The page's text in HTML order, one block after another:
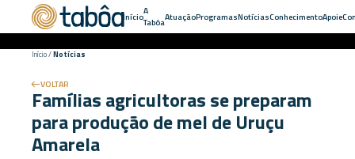
InícioA
TabôaAtuaçãoProgramasNotíciasConhecimentoApoie
Início/Notícias
Famílias agricultoras se preparam
para produção de mel de Uruçu
Amarela
VOLTAR